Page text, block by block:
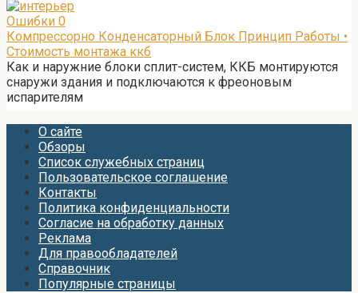
Ошибки 0
Компрессорно Конденсаторный Блок Принцип Работы •
Стоимость монтажа ккб
Как и наружние блоки сплит-систем, ККБ монтируются
снаружи здания и подключаются к фреоновым
испарителям
О сайте
Обзоры
Список служебных страниц
Пользовательское соглашение
Контакты
Политика конфиденциальности
Согласие на обработку данных
Реклама
Для правообладателей
Справочник
Популярные страницы